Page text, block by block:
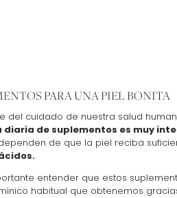
PARA UNA PIEL BONITA
del cuidado de nuestra salud
diaria de suplementos es muy
de que la piel reciba
entender que estos
habitual que obtenemos